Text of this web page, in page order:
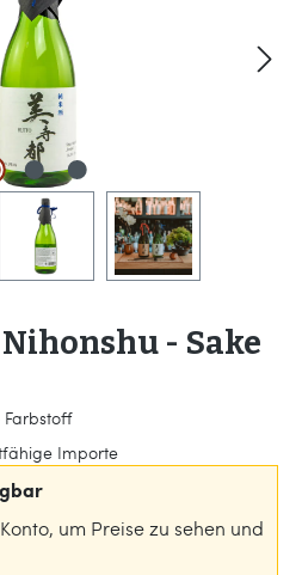
- Sake
Farbstoff
Importe
um Preise zu sehen und